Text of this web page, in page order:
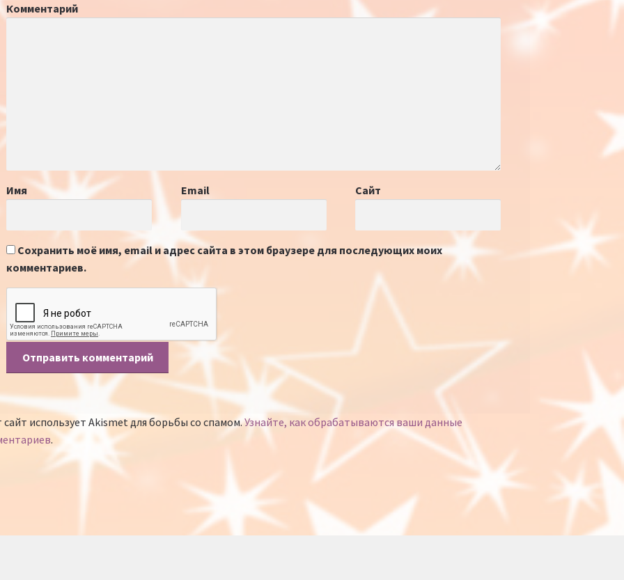
Комментарий
Имя Email Сайт
Сохранить моё имя, email и адрес сайта в этом браузере для последующих моих
комментариев.
сайт использует Akismet для борьбы со спамом.Узнайте, как обрабатываются ваши данные
.